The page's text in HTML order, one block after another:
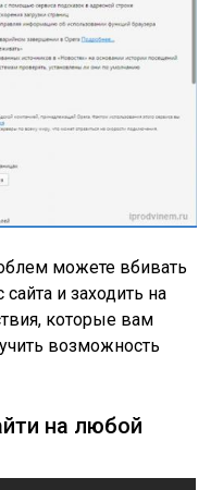
можете вбивать
и заходить на
которые вам
возможность
на любой